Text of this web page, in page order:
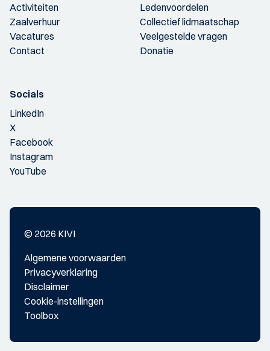
Activiteiten
Zaalverhuur
Vacatures
Contact
Ledenvoordelen
Collectief lidmaatschap
Veelgestelde vragen
Donatie
Socials
LinkedIn
X
Facebook
Instagram
YouTube
© 2026 KIVI
Algemene voorwaarden
Privacyverklaring
Disclaimer
Cookie-instellingen
Toolbox